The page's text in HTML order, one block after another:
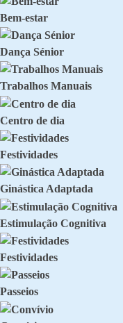
Bem-estar
Dança Sénior
Trabalhos Manuais
Centro de dia
Festividades
Ginástica Adaptada
Estimulação Cognitiva
Festividades
Passeios